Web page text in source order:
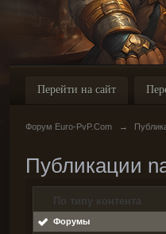
Перейти на сайт
Форум Euro-PvP.Com →
Публикации
По типу контента
Форумы